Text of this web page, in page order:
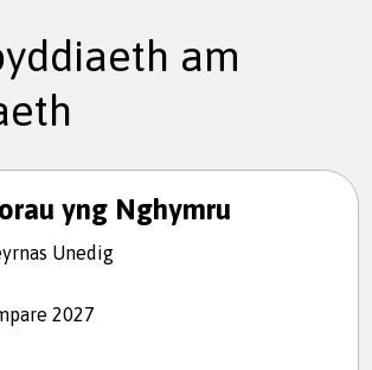
am
yng Nghymru
Unedig
2027